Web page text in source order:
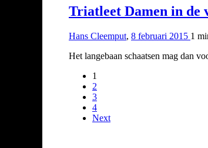
Triatleet Damen in de
Hans Cleemput, 8 februari 2015 1
Het langebaan schaatsen mag dan
1
2
3
4
Next